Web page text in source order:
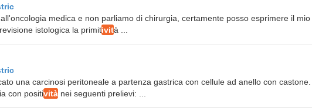
medica e non parliamo di chirurgia, certamente posso esprimere il mio
istologica la primitività ...
una carcinosi peritoneale a partenza gastrica con cellule ad anello con castone.
con positività nei seguenti prelievi: ...